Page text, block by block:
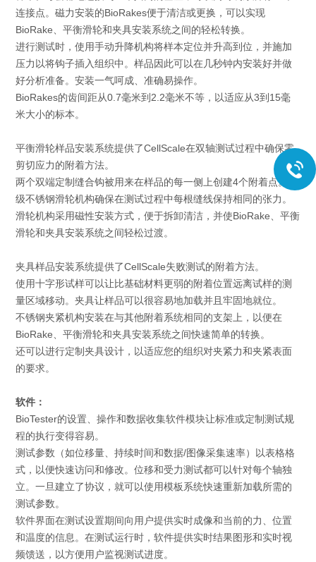
连接点。磁力安装的BioRakes便于清洁或更换，可以实现
BioRake、平衡滑轮和夹具安装系统之间的轻松转换。
进行测试时，使用手动升降机构将样本定位并升高到位，并施加
压力以将钩子插入组织中。样品因此可以在几秒钟内安装好并做
好分析准备。安装一气呵成、准确易操作。
BioRakes的齿间距从0.7毫米到2.2毫米不等，以适应从3到15毫
米大小的标本。
平衡滑轮样品安装系统提供了CellScale在双轴测试过程中确保零
剪切应力的附着方法。
两个双端定制缝合钩被用来在样品的每一侧上创建4个附着点。两
级不锈钢滑轮机构确保在测试过程中每根缝线保持相同的张力。
滑轮机构采用磁性安装方式，便于拆卸清洁，并使BioRake、平衡
滑轮和夹具安装系统之间轻松过渡。
夹具样品安装系统提供了CellScale失败测试的附着方法。
使用十字形试样可以让比基础材料更弱的附着位置远离试样的测
量区域移动。夹具让样品可以很容易地加载并且牢固地就位。
不锈钢夹紧机构安装在与其他附着系统相同的支架上，以便在
BioRake、平衡滑轮和夹具安装系统之间快速简单的转换。
还可以进行定制夹具设计，以适应您的组织对夹紧力和夹紧表面
的要求。
软件：
BioTester的设置、操作和数据收集软件模块让标准或定制测试规
程的执行变得容易。
测试参数（如位移量、持续时间和数据/图像采集速率）以表格格
式，以便快速访问和修改。位移和受力测试都可以针对每个轴独
立。一旦建立了协议，就可以使用模板系统快速重新加载所需的
测试参数。
软件界面在测试设置期间向用户提供实时成像和当前的力、位置
和温度的信息。在测试运行时，软件提供实时结果图形和实时视
频馈送，以方便用户监视测试进度。